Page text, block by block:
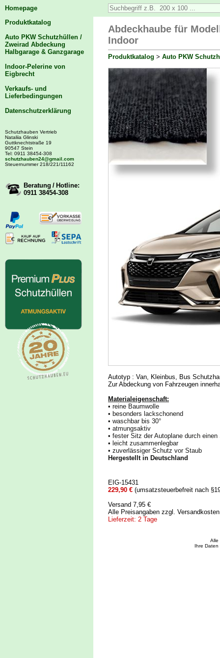
Homepage
Produktkatalog
Auto PKW Schutzhüllen /
Zweirad Abdeckung
Halbgarage & Ganzgarage
Indoor-Pelerine von
Eigbrecht
Verkaufs- und
Lieferbedingungen
Datenschutzerklärung
Schutzhauben Vertrieb
Nataliia Glinski
Guttknechtstraße 19
90547 Stein
Tel: 0911 38454-308
schutzhauben24@gmail.com
Steuernummer 218/221/11162
Beratung / Hotline:
0911 38454-308
Abdeckhaube für
Indoor
Produktkatalog > Auto PKW
Autotyp : Van, Kleinbus, Bus
Zur Abdeckung von Fahrzeugen
Materialeigenschaft:
• reine Baumwolle
• besonders lackschonend
• waschbar bis 30°
• atmungsaktiv
• fester Sitz der Autoplane durch
• leicht zusammenlegbar
• zuverlässiger Schutz vor Staub
Hergestellt in Deutschland
EIG-15431
229,90 € (umsatzsteuerbefreit nach
Versand 7,95 €
Alle Preisangaben zzgl.
Lieferzeit: 2 Tage
Alle
Ihre